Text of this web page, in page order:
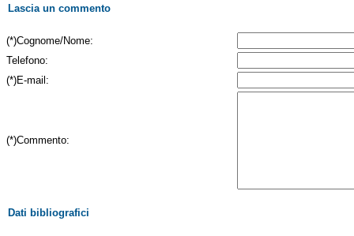
Lascia un commento
(*)Cognome/Nome:
Telefono:
(*)E-mail:
(*)Commento:
Dati bibliografici